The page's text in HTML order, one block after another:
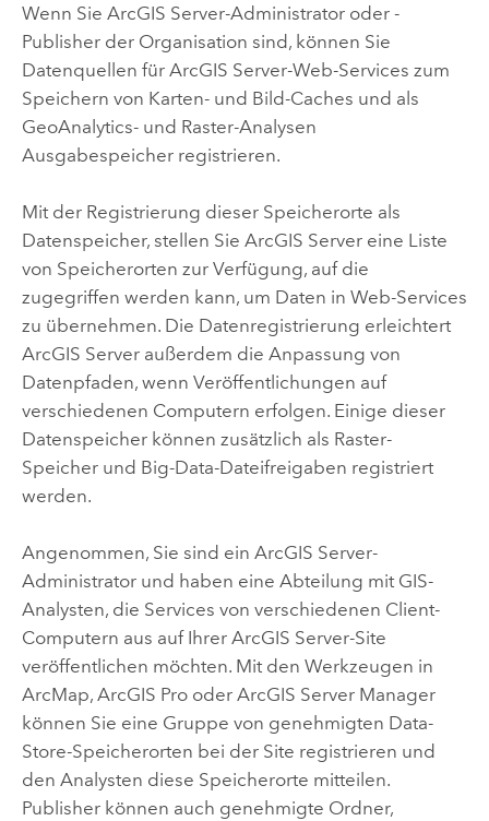
Wenn Sie ArcGIS Server-Administrator oder -
Publisher der Organisation sind, können Sie
Datenquellen für ArcGIS Server-Web-Services zum
Speichern von Karten- und Bild-Caches und als
GeoAnalytics- und Raster-Analysen
Ausgabespeicher registrieren.
Mit der Registrierung dieser Speicherorte als
Datenspeicher, stellen Sie ArcGIS Servereine Liste
von Speicherorten zur Verfügung, auf die
zugegriffen werden kann, um Daten in Web-Services
zu übernehmen. Die Datenregistrierung erleichtert
ArcGIS Serveraußerdem die Anpassung von
Datenpfaden, wenn Veröffentlichungen auf
verschiedenen Computern erfolgen. Einige dieser
Datenspeicher können zusätzlich als Raster-
Speicher und Big-Data-Dateifreigaben registriert
werden.
Angenommen, Sie sind ein ArcGIS Server-
Administrator und haben eine Abteilung mit GIS-
Analysten, die Services von verschiedenen Client-
Computern aus auf Ihrer ArcGIS Server-Site
veröffentlichen möchten. Mit den Werkzeugen in
ArcMap, ArcGIS Prooder ArcGIS Server Manager
können Sie eine Gruppe von genehmigten Data-
Store-Speicherorten bei der Site registrieren und
den Analysten diese Speicherorte mitteilen.
Publisher können auch genehmigte Ordner,